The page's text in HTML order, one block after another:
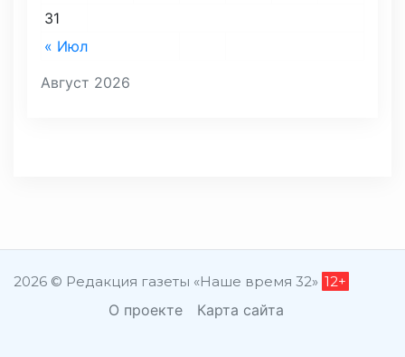
Август 2026
« Июл
31
2026 © Редакция газеты «Наше время 32» 12+
О проекте Карта сайта